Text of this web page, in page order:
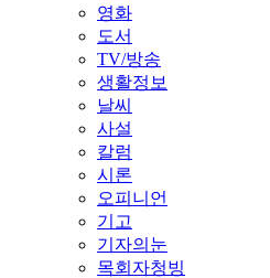
영화
도서
TV/방송
생활정보
날씨
사설
칼럼
시론
오피니언
기고
기자의눈
목회자청빙